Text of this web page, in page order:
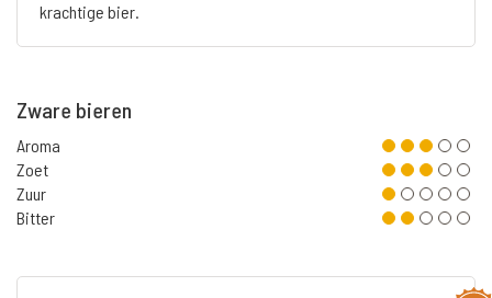
krachtige bier.
Zware bieren
Aroma
Zoet
Zuur
Bitter